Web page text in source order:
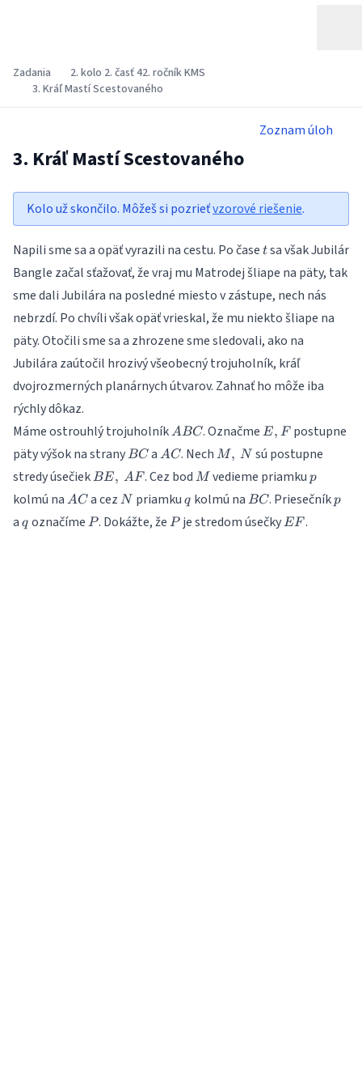
Zadania
2. kolo 2. časť 42. ročník KMS
3. Kráľ Mastí Scestovaného
Zoznam úloh
3. Kráľ Mastí Scestovaného
Kolo už skončilo. Môžeš si pozrieťvzorové riešenie.
Napili sme sa a opäť vyrazili na cestu. Po čase t
tsa však Jubilár
Bangle začal sťažovať, že vraj mu Matrodej šliape na päty, tak
sme dali Jubilára na posledné miesto v zástupe, nech nás
nebrzdí. Po chvíli však opäť vrieskal, že mu niekto šliape na
päty. Otočili sme sa a zhrozene sme sledovali, ako na
Jubilára zaútočil hrozivý všeobecný trojuholník, kráľ
dvojrozmerných planárnych útvarov. Zahnať ho môže iba
rýchly dôkaz.
Máme ostrouhlý trojuholník ABC
ABC. OznačmeE,
F
E, F postupne
päty výšok na strany BC
BC aAC
AC. NechM,\,
M, N sú postupne
stredy úsečiek BE,\,
BE, AF. Cez bod M
Mvedieme priamku p
p
kolmú na AC
AC a cezN
N priamkuq
q kolmú na BC
BC. Priesečníkp
p
a q
q označíme P
P. Dokážte, že P
P je stredom úsečkyEF
EF.